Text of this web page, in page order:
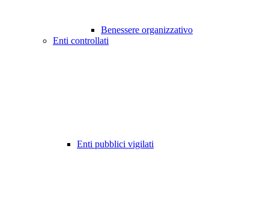
Benessere organizzativo
Enti controllati
Enti pubblici vigilati